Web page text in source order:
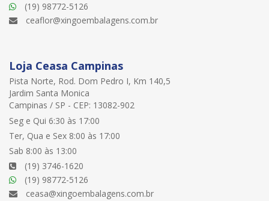
(19) 98772-5126
ceaflor@xingoembalagens.com.br
Loja Ceasa Campinas
Pista Norte, Rod. Dom Pedro I, Km 140,5
Jardim Santa Monica
Campinas / SP - CEP: 13082-902
Seg e Qui 6:30 às 17:00
Ter, Qua e Sex 8:00 às 17:00
Sab 8:00 às 13:00
(19) 3746-1620
(19) 98772-5126
ceasa@xingoembalagens.com.br